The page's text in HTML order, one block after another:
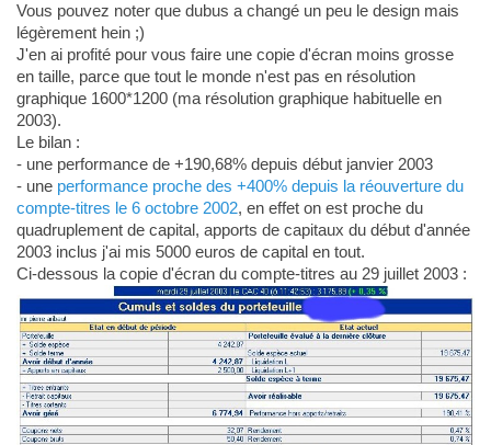
Vous pouvez noter que dubus a changé un peu le design mais
légèrement hein ;)
J'en ai profité pour vous faire une copie d'écran moins grosse
en taille, parce que tout le monde n'est pas en résolution
graphique 1600*1200 (ma résolution graphique habituelle en
2003).
Le bilan :
- une performance de +190,68% depuis début janvier 2003
- une performance proche des +400% depuis la réouverture du
compte-titres le 6 octobre 2002, en effet on est proche du
quadruplement de capital, apports de capitaux du début d'année
2003 inclus j'ai mis 5000 euros de capital en tout.
Ci-dessous la copie d'écran du compte-titres au 29 juillet 2003 :